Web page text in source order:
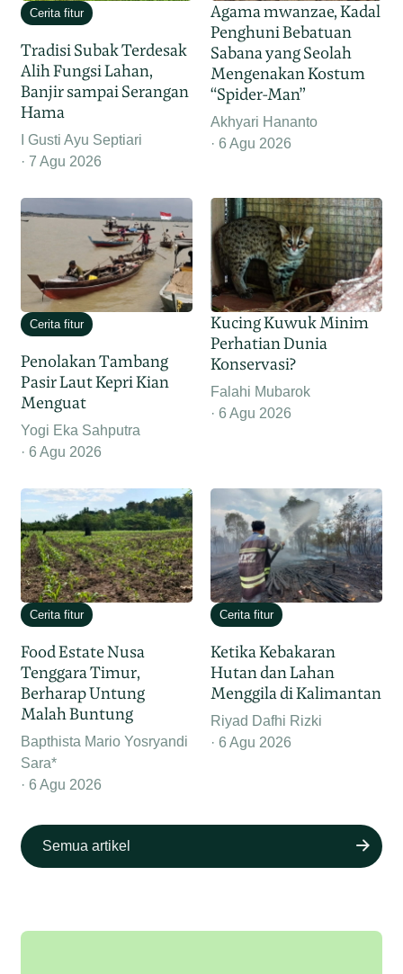
Cerita fitur
Tradisi Subak Terdesak
Alih Fungsi Lahan,
Banjir sampai Serangan
Hama
I Gusti Ayu Septiari
7 Agu 2026
Agama mwanzae, Kadal
Penghuni Bebatuan
Sabana yang Seolah
Mengenakan Kostum
“Spider-Man”
Akhyari Hananto
6 Agu 2026
Cerita fitur
Penolakan Tambang
Pasir Laut Kepri Kian
Menguat
Yogi Eka Sahputra
6 Agu 2026
Kucing Kuwuk Minim
Perhatian Dunia
Konservasi?
Falahi Mubarok
6 Agu 2026
Cerita fitur
Food Estate Nusa
Tenggara Timur,
Berharap Untung
Malah Buntung
Bapthista Mario Yosryandi
Sara*
6 Agu 2026
Cerita fitur
Ketika Kebakaran
Hutan dan Lahan
Menggila di Kalimantan
Riyad Dafhi Rizki
6 Agu 2026
Semua artikel